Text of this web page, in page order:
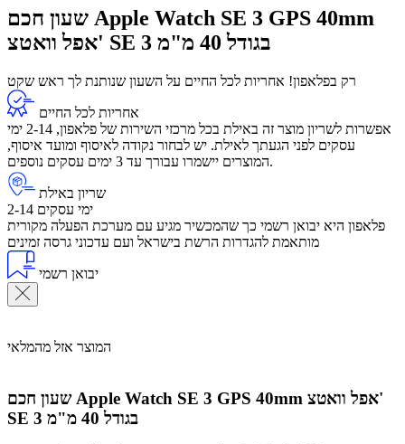
שעון חכם Apple Watch SE 3 GPS 40mm
אפל וואטצ' SE 3 בגודל 40 מ"מ
רק בפלאפון! אחריות לכל החיים על השעון שנותנת לך ראש שקט
אחריות לכל החיים
אפשרות לשריון מוצר זה באילת בכל מרכזי השירות של פלאפון, 2-14 ימי
עסקים לפני הגעתך לאילת. יש לבחור נקודה לאיסוף ומועד איסוף,
המוצרים יישמרו עבורך עד 3 ימים עסקים נוספים.
שריון באילת
2-14 ימי עסקים
פלאפון היא יבואן רשמי כך שהמכשיר מגיע עם מערכת הפעלה מקורית
מותאמת להגדרות הרשת בישראל ועם עדכוני גרסה זמינים
יבואן רשמי
המוצר אזל מהמלאי
שעון חכם Apple Watch SE 3 GPS 40mm אפל וואטצ'
SE 3 בגודל 40 מ"מ